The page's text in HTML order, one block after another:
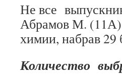
Не все
Абрамов М. (11А)
химии, набрав 29
Количество